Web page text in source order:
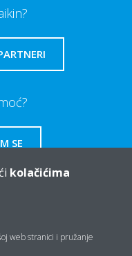
SE
kolačićima
web stranici i pružanje